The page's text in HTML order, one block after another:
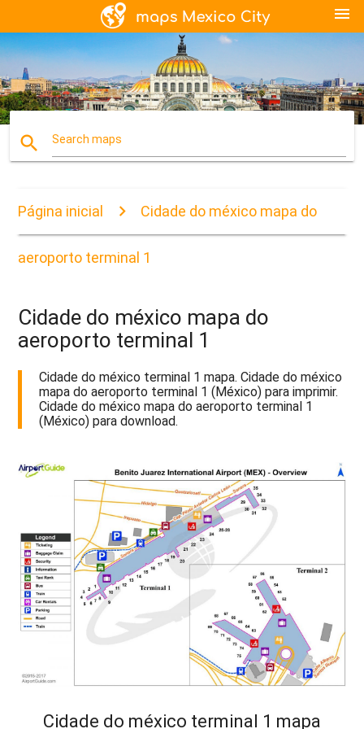
menu
search Search maps
Página inicial Cidade do méxico mapa do
aeroporto terminal 1
Cidade do méxico mapa do
aeroporto terminal 1
Cidade do méxico terminal 1 mapa. Cidade do méxico
mapa do aeroporto terminal 1 (México) para imprimir.
Cidade do méxico mapa do aeroporto terminal 1
(México) para download.
Cidade do méxico terminal 1 mapa